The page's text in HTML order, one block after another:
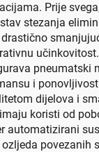
Prije
stezanja
pneumatski
i
dijelova i
koristi od
automatizirani
povezanih